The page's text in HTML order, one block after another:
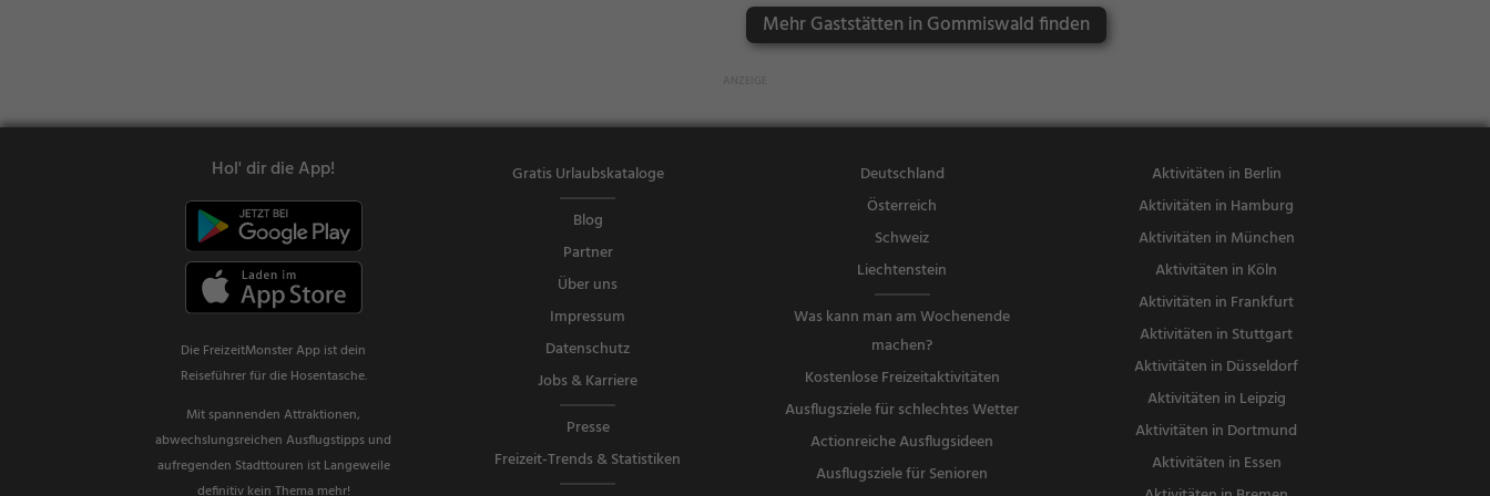
lküche, Mitta
gessen, Aben
Mehr Gaststätten in Gommiswald finden
Hol' dir die App!
Die FreizeitMonster App ist dein
Reiseführer für die Hosentasche.
Mit spannenden Attraktionen,
abwechslungsreichen Ausflugstipps und
aufregenden Stadttouren ist Langeweile
definitiv kein Thema mehr!
Gratis Urlaubskataloge
Blog
Partner
Über uns
Impressum
Datenschutz
Jobs & Karriere
Presse
Freizeit-Trends & Statistiken
Deutschland
Österreich
Schweiz
Liechtenstein
Was kann man am Wochenende
machen?
Kostenlose Freizeitaktivitäten
Ausflugsziele für schlechtes Wetter
Actionreiche Ausflugsideen
Ausflugsziele für Senioren
Aktivitäten in Berlin
Aktivitäten in Hamburg
Aktivitäten in München
Aktivitäten in Köln
Aktivitäten in Frankfurt
Aktivitäten in Stuttgart
Aktivitäten in Düsseldorf
Aktivitäten in Leipzig
Aktivitäten in Dortmund
Aktivitäten in Essen